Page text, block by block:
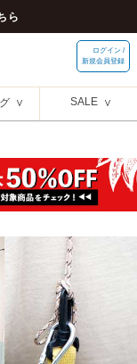
ら
ログイン /
新規会員登録
SALE